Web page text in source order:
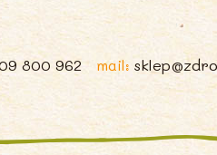
800 962 mail: